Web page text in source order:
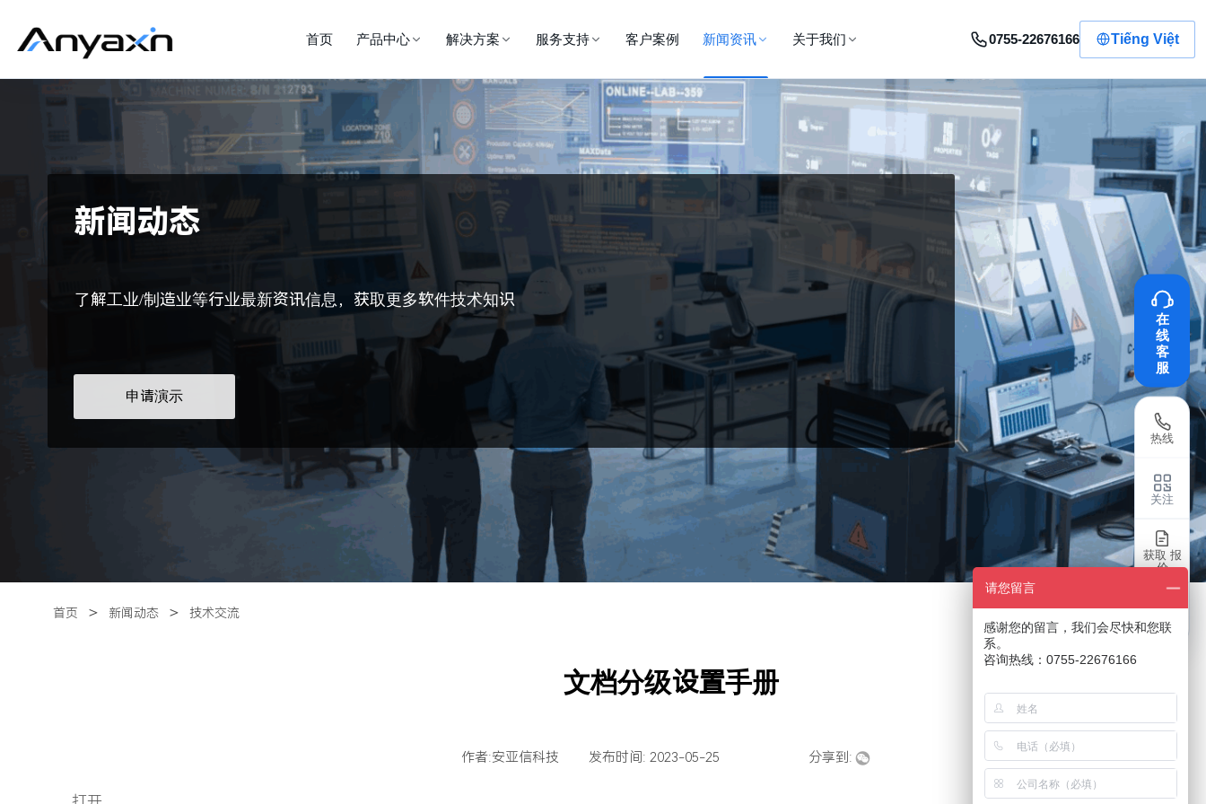
新闻动态
了解工业/制造业等行业最新资讯信息，获取更多软件技术知识
申请演示
首页 ＞ 新闻动态 ＞ 技术交流
文档分级设置手册
作者:安亚信科技 发布时间: 2023-05-25 分享到:
首页 产品中心 解决方案 服务支持 客户案例 新闻资讯 关于我们 0755-22676166 Tiếng Việt
在
线
客
服
热线
关注
获取 报
价
返回
请您留言
感谢您的留言，我们会尽快和您联
系。
咨询热线：0755-22676166